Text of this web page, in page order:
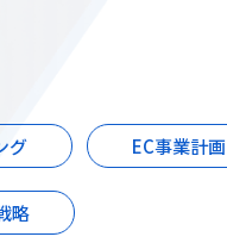
グ EC事業計画
略